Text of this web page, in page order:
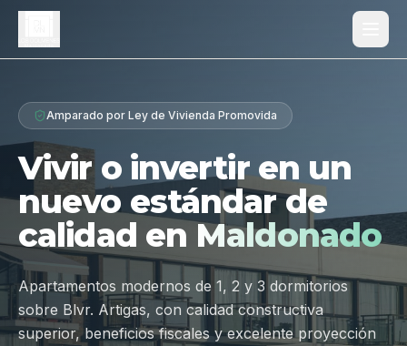
Proyecto
Diferenciales
Tipologías
Galería
Ubicación
Contacto
Amparado por Ley de Vivienda Promovida
Vivir o invertir en un
nuevo estándar de
calidad en Maldonado
Apartamentos modernos de 1, 2 y 3 dormitorios
sobre Blvr. Artigas, con calidad constructiva
superior, beneficios fiscales y excelente proyección